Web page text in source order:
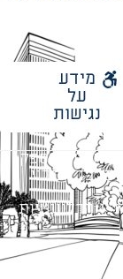
מידע
על
נגישות
האתר מספק
בלבד למבני
הרלוונטיות